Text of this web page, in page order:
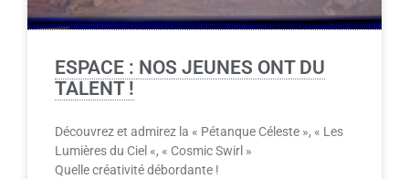
ESPACE : NOS JEUNES ONT DU
TALENT !
Découvrez et admirez la « Pétanque Céleste », « Les
Lumières du Ciel «, « Cosmic Swirl »
Quelle créativité débordante !